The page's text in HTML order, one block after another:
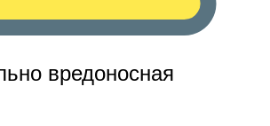
вредоносная